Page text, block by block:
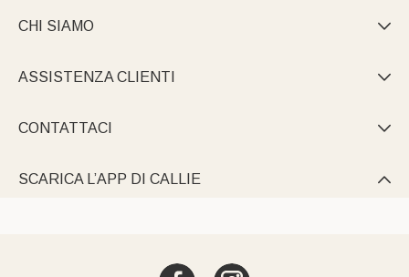
CHI SIAMO 
ASSISTENZA CLIENTI 
CONTATTACI 
SCARICA L’APP DI CALLIE 